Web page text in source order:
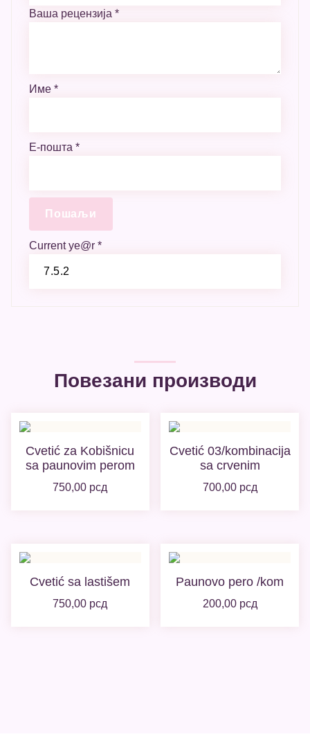
Ваша рецензија *
Име *
Е-пошта *
Current ye@r *
Повезани производи
Cvetić za Kobišnicu
sa paunovim perom
750,00 рсд
Cvetić 03/kombinacija
sa crvenim
700,00 рсд
Cvetić sa lastišem
750,00 рсд
Paunovo pero /kom
200,00 рсд